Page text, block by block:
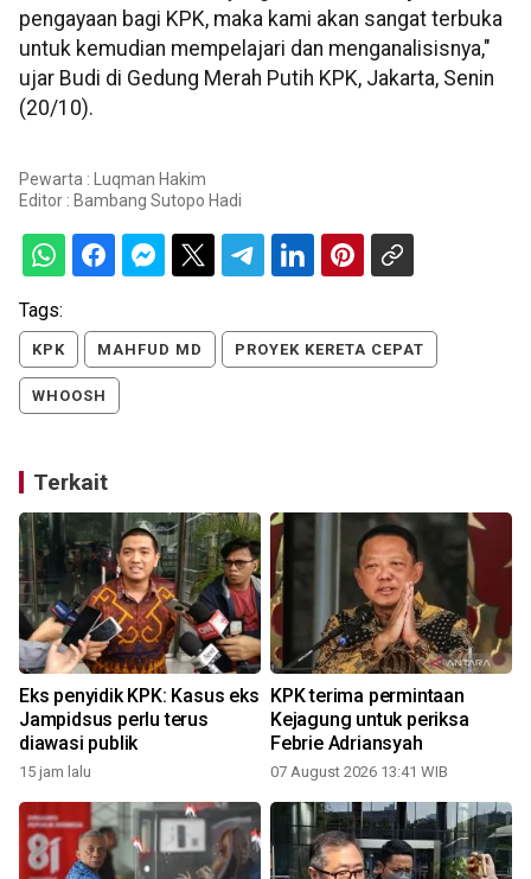
pengayaan bagi KPK, maka kami akan sangat terbuka
untuk kemudian mempelajari dan menganalisisnya,"
ujar Budi di Gedung Merah Putih KPK, Jakarta, Senin
(20/10).
Pewarta : Luqman Hakim
Editor : Bambang Sutopo Hadi
Tags:
KPK MAHFUD MD PROYEK KERETA CEPAT
WHOOSH
Terkait
Eks penyidik KPK: Kasus eks
Jampidsus perlu terus
diawasi publik
15 jam lalu
KPK terima permintaan
Kejagung untuk periksa
Febrie Adriansyah
07 August 2026 13:41 WIB